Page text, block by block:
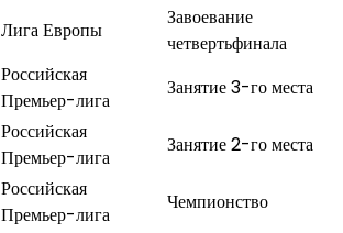
Лига Европы
Завоевание
четвертьфинала
Российская
Премьер-лига
Занятие 3-го места
Российская
Премьер-лига
Занятие 2-го места
Российская
Премьер-лига
Чемпионство